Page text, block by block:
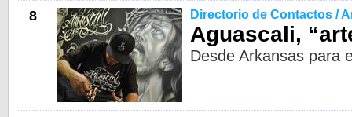
8 Directorio de Contactos /
Aguascali,
Desde Arkansas para